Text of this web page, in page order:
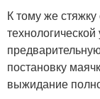
К тому же
постановку
выжидание